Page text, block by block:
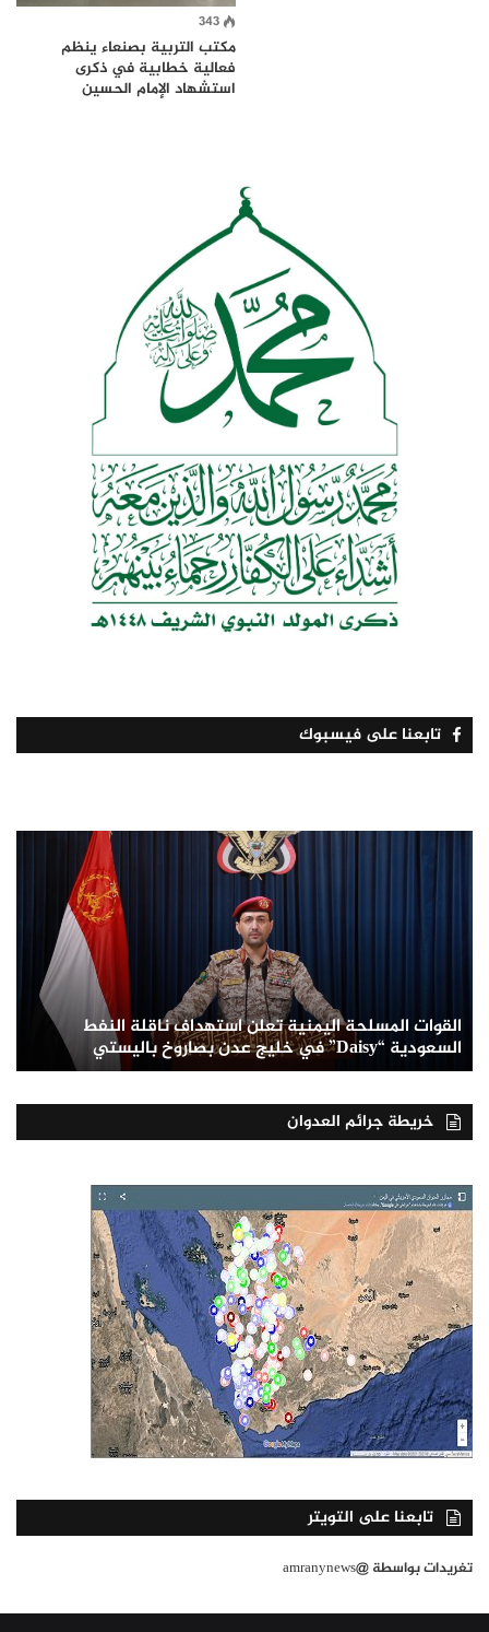
343
مكتب التربية بصنعاء ينظم
فعالية خطابية في ذكرى
استشهاد الإمام الحسين
تابعنا على فيسبوك
القوات المسلحة اليمنية تعلن استهداف ناقلة النفط
السعودية “Daisy” في خليج عدن بصاروخ باليستي
خريطة جرائم العدوان
تابعنا على التويتر
تغريدات بواسطة @amranynews